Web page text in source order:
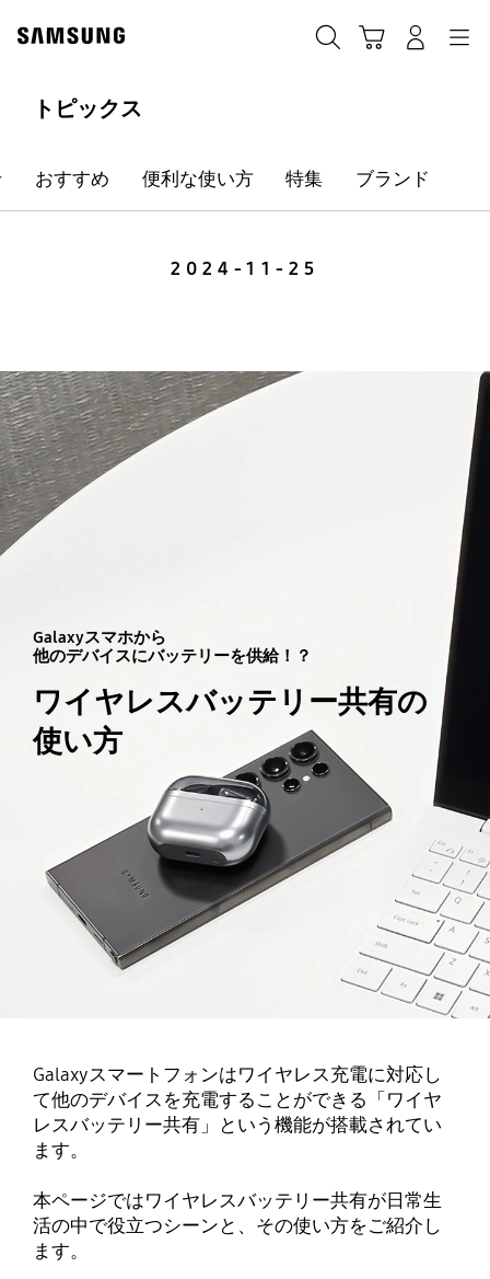
content
accessibility
トピックス
おすすめ 便利な使い方 特集 ブランド
2024-11-25
Galaxyスマホから
他のデバイスにバッテリーを供給！？
ワイヤレスバッテリー共有の
使い方
Galaxyスマートフォンはワイヤレス充電に対応し
て他のデバイスを充電することができる「ワイヤ
レスバッテリー共有」という機能が搭載されてい
ます。
本ページではワイヤレスバッテリー共有が日常生
活の中で役立つシーンと、その使い方をご紹介し
ます。